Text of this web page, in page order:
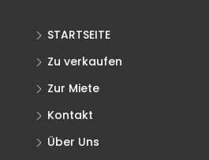
STARTSEITE
Zu verkaufen
Zur Miete
Kontakt
Über Uns